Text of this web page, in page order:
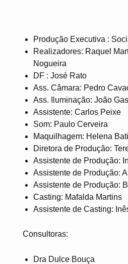
Produção Executiva :
Realizadores: Raquel
Nogueira
DF : José Rato
Ass. Câmara: Pedro
Ass. Iluminação: João
Assistente: Carlos Peixe
Som: Paulo Cerveira
Maquilhagem: Helena
Diretora de Produção:
Assistente de Produção:
Assistente de Produção:
Assistente de Produção:
Casting: Mafalda Martins
Assistente de Casting:
Consultoras:
Dra Dulce Bouça